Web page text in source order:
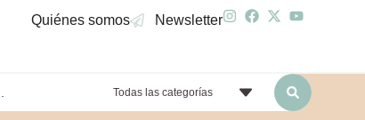
Quiénes somos Newsletter
Todas las categorías